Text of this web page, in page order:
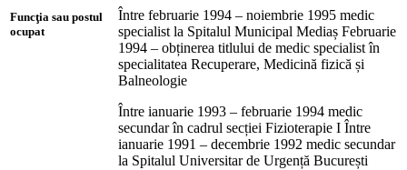
Funcţia sau postul
ocupat
Între februarie 1994 – noiembrie 1995 medic
specialist la Spitalul Municipal Mediaș Februarie
1994 – obținerea titlului de medic specialist în
specialitatea Recuperare, Medicină fizică și
Balneologie
Între ianuarie 1993 – februarie 1994 medic
secundar în cadrul secției Fizioterapie I Între
ianuarie 1991 – decembrie 1992 medic secundar
la Spitalul Universitar de Urgență București